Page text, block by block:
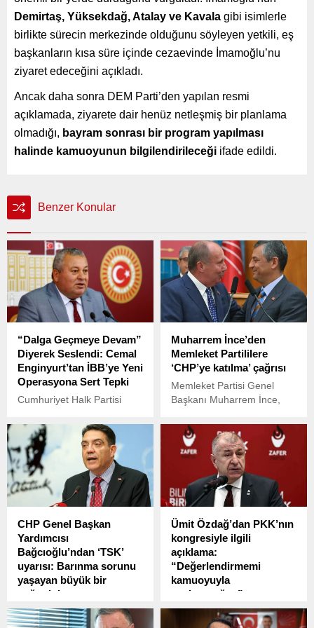
Demirtaş, Yüksekdağ, Atalay ve Kavala gibi isimlerle
birlikte sürecin merkezinde olduğunu söyleyen yetkili, eş
başkanların kısa süre içinde cezaevinde İmamoğlu’nu
ziyaret edeceğini açıkladı.
Ancak daha sonra DEM Parti’den yapılan resmi
açıklamada, ziyarete dair henüz netleşmiş bir planlama
olmadığı, bayram sonrası bir program yapılması
halinde kamuoyunun bilgilendirileceği ifade edildi.
Benzer Konular
“Dalga Geçmeye Devam”
Diyerek Seslendi: Cemal
Enginyurt’tan İBB’ye Yeni
Operasyona Sert Tepki
Cumhuriyet Halk Partisi
Cemal Enginyurt, İstanbul
Büyükşehir Belediyesi’ne
(İBB) yönelik düzenlenen 4.
dalga operasyona tepki
gösterdi.
Muharrem İnce’den
Memleket Partililere
‘CHP’ye katılma’ çağrısı
Memleket Partisi Genel
Başkanı Muharrem İnce,
grup toplantısında resmen
Cumhuriyet Halk Partisi’ne
katıldı.
CHP Genel Başkan
Yardımcısı
Bağcıoğlu’ndan ‘TSK’
uyarısı: Barınma sorunu
yaşayan büyük bir
çoğunluk var
CHP Genel Başkan
Yardımcısı Yankı Bağcıoğlu,
Ümit Özdağ’dan PKK’nın
kongresiyle ilgili
açıklama:
“Değerlendirmemi
kamuoyuyla
paylaşacağım”
Zafer Partisi Genel Başkanı
Ümit Özdağ, terör örgütü